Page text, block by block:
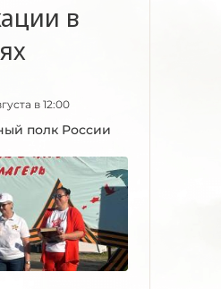
в
в 12:00
полк России